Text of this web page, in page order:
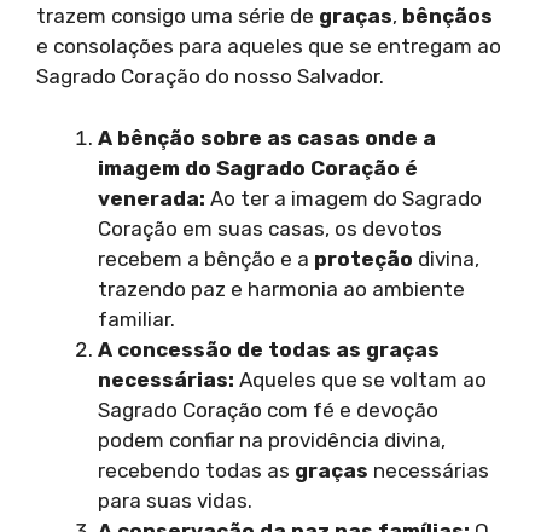
trazem consigo uma série de graças, bênçãos
e consolações para aqueles que se entregam ao
Sagrado Coração do nosso Salvador.
A bênção sobre as casas onde a
imagem do Sagrado Coração é
venerada: Ao ter a imagem do Sagrado
Coração em suas casas, os devotos
recebem a bênção e a proteção divina,
trazendo paz e harmonia ao ambiente
familiar.
A concessão de todas as graças
necessárias: Aqueles que se voltam ao
Sagrado Coração com fé e devoção
podem confiar na providência divina,
recebendo todas as graças necessárias
para suas vidas.